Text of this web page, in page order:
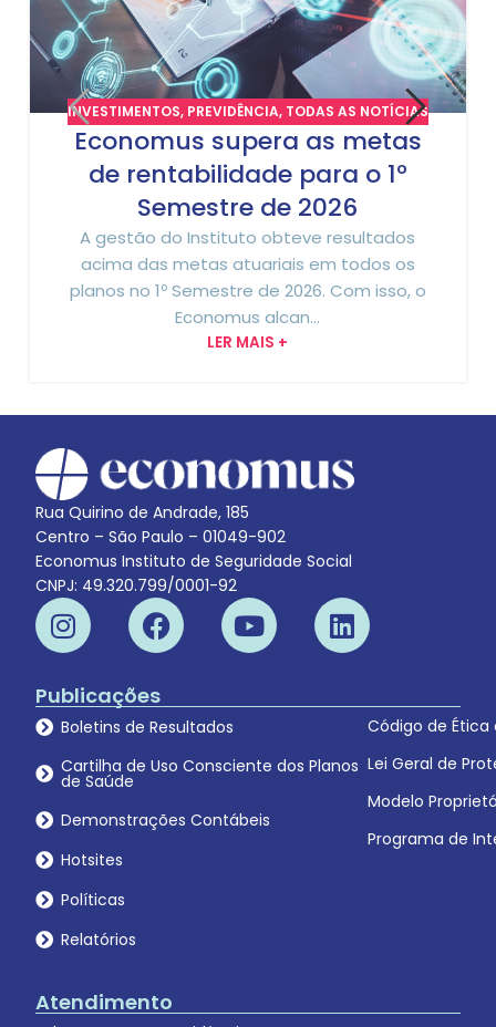
INVESTIMENTOS, PREVIDÊNCIA, TODAS AS NOTÍCIAS
Economus supera as metas
de rentabilidade para o 1º
Semestre de 2026
A gestão do Instituto obteve resultados
acima das metas atuariais em todos os
planos no 1º Semestre de 2026. Com isso, o
Economus alcan...
LER MAIS +
Rua Quirino de Andrade, 185
Centro – São Paulo – 01049-902
Economus Instituto de Seguridade Social
CNPJ: 49.320.799/0001-92
Publicações
Boletins de Resultados
Cartilha de Uso Consciente dos Planos
de Saúde
Demonstrações Contábeis
Hotsites
Políticas
Relatórios
Código de
Lei Geral de
Modelo
Programa de
Atendimento